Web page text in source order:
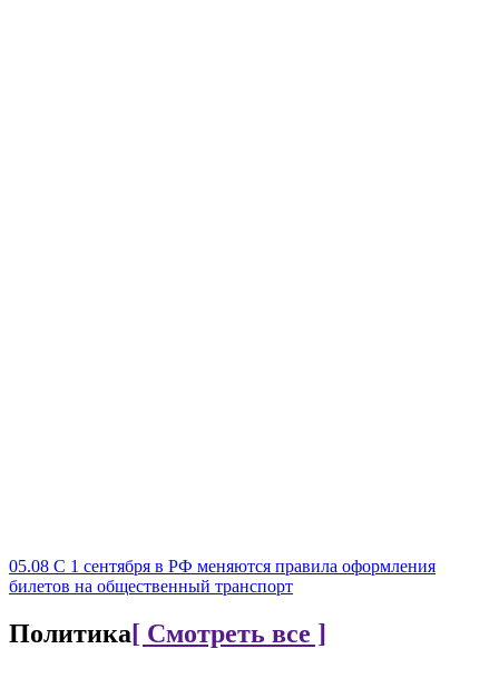
05.08 С 1 сентября в РФ меняются правила оформления
билетов на общественный транспорт
Политика[ Смотреть все ]